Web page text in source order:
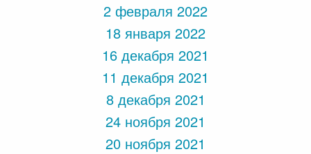
2 февраля 2022
18 января 2022
16 декабря 2021
11 декабря 2021
8 декабря 2021
24 ноября 2021
20 ноября 2021